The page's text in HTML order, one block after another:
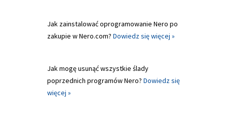
Jak zainstalować oprogramowanie Nero po
zakupie w Nero.com? Dowiedz się więcej »
Jak mogę usunąć wszystkie ślady
poprzednich programów Nero? Dowiedz się
więcej »